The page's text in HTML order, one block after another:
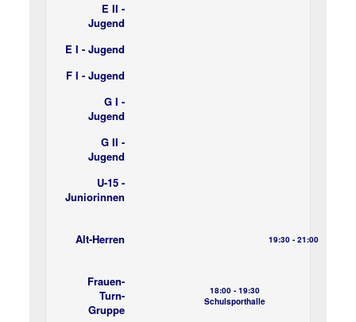
E II -
Jugend
E I - Jugend
F I - Jugend
G I -
Jugend
G II -
Jugend
U-15 -
Juniorinnen
Alt-Herren 19:30 - 21:00
Frauen-
Turn-
Gruppe
18:00 - 19:30
Schulsporthalle